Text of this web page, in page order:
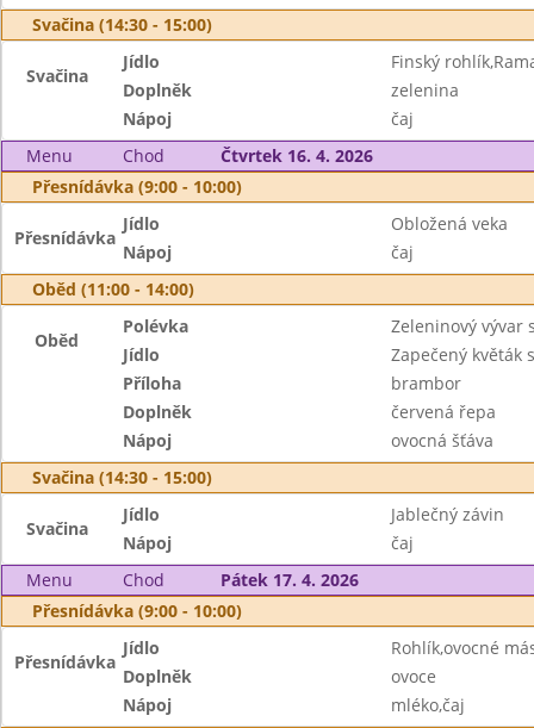
Svačina (14:30 - 15:00)
Svačina
Jídlo
Finský
Doplněk
zelenina
Nápoj
čaj
Menu
Chod
Čtvrtek 16. 4. 2026
Přesnídávka (9:00 - 10:00)
Přesnídávka
Jídlo
Obložená veka
Nápoj
čaj
Oběd (11:00 - 14:00)
Oběd
Polévka
Zeleninový vývar
Jídlo
Zapečený květák
Příloha
brambor
Doplněk
červená řepa
Nápoj
ovocná šťáva
Svačina (14:30 - 15:00)
Svačina
Jídlo
Jablečný závin
Nápoj
čaj
Menu
Chod
Pátek 17. 4. 2026
Přesnídávka (9:00 - 10:00)
Přesnídávka
Jídlo
Rohlík,ovocné
Doplněk
ovoce
Nápoj
mléko,čaj